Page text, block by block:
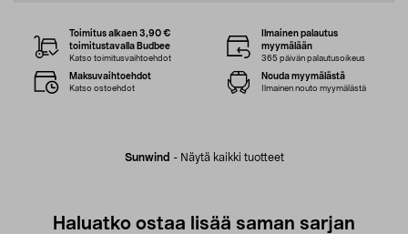
Sunwind - Näytä kaikki tuotteet
Toimitus alkaen 3,90 €
toimitustavalla Budbee
Katso toimitusvaihtoehdot
Ilmainen palautus
myymälään
365 päivän palautusoikeus
Maksuvaihtoehdot
Katso ostoehdot
Nouda myymälästä
Ilmainen nouto myymälästä
Haluatko ostaa lisää saman sarjan